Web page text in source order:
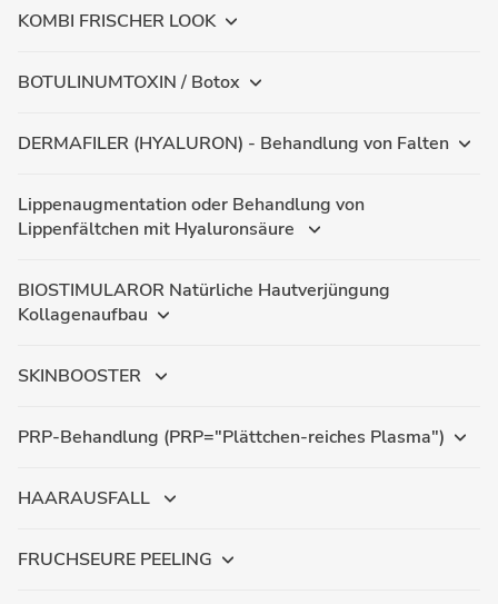
KOMBI FRISCHER LOOK
BOTULINUMTOXIN / Botox
DERMAFILER (HYALURON) - Behandlung von Falten
Lippenaugmentation oder Behandlung von
Lippenfältchen mit Hyaluronsäure
BIOSTIMULAROR Natürliche Hautverjüngung
Kollagenaufbau
SKINBOOSTER
PRP-Behandlung (PRP="Plättchen-reiches Plasma")
HAARAUSFALL
FRUCHSEURE PEELING